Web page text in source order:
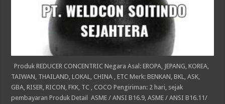
Produk REDUCER CONCENTRIC Negara Asal: EROPA, JEPANG, KOREA,
TAIWAN, THAILAND, LOKAL, CHINA , ETC Merk: BENKAN, BKL, ASK,
GBA, RISER, RICON, FKK, TC , COCO Pengiriman: 2 hari, sejak
pembayaran Produk Detail ASME / ANSI B16.9, ASME / ANSI B16.11/